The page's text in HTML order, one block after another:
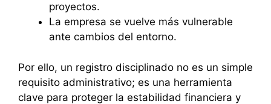
proyectos.
La empresa se vuelve más vulnerable
ante cambios del entorno.
Por ello, un registro disciplinado no es un simple
requisito administrativo; es una herramienta
clave para proteger la estabilidad financiera y